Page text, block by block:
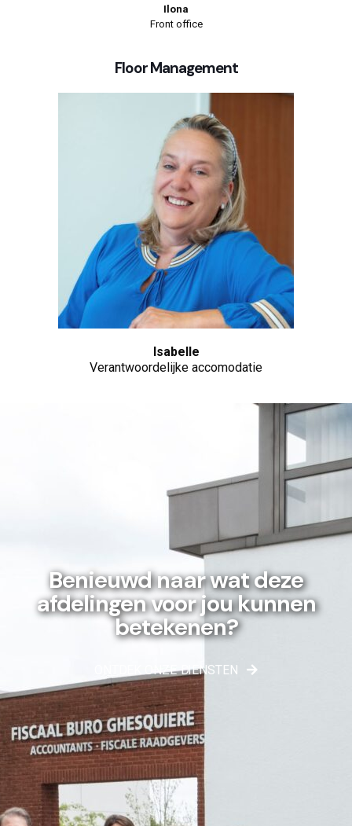
Ilona
Front office
Floor Management
Isabelle
Verantwoordelijke accomodatie
Benieuwd naar wat deze
afdelingen voor jou kunnen
betekenen?
ONTDEK ONZE DIENSTEN